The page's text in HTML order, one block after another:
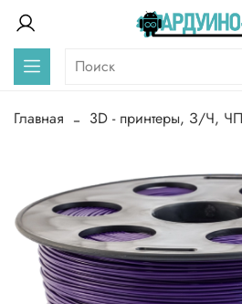
Главная 3D - принтеры, З/Ч,